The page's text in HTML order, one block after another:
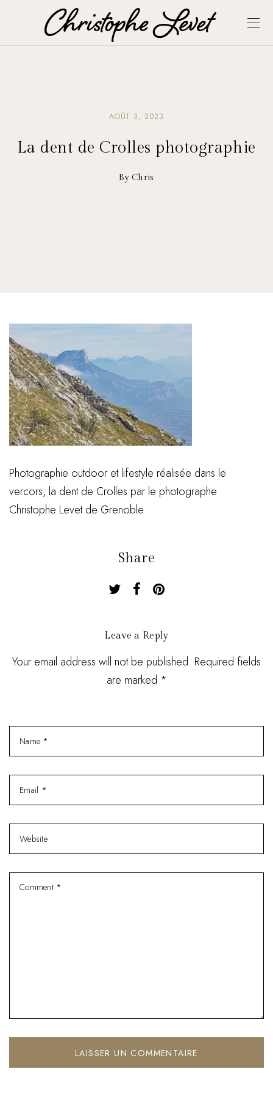
AOÛT 3, 2023
La dent de Crolles photographie
By Chris
Photographie outdoor et lifestyle réalisée dans le
vercors, la dent de Crolles par le photographe
Christophe Levet de Grenoble
Share
Leave a Reply
Your email address will not be published. Required fields
are marked *